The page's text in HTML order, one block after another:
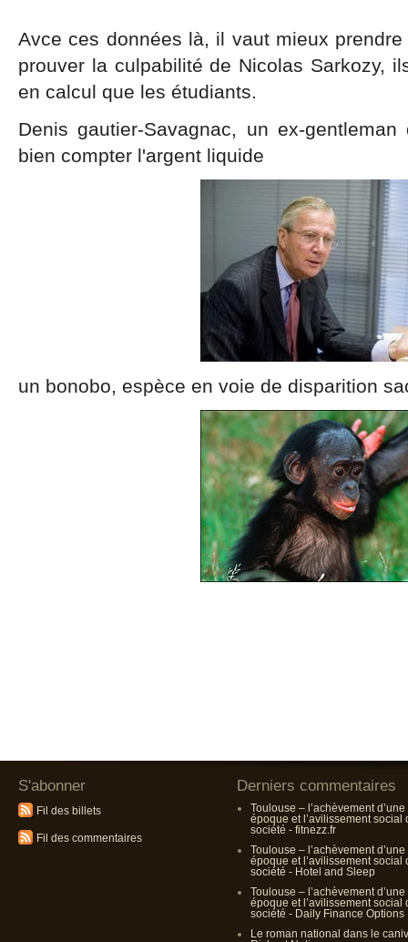
Avce ces données là, il vaut mieux
prouver la culpabilité de Nicolas Sarkozy,
en calcul que les étudiants.
Denis gautier-Savagnac, un ex-
bien compter l'argent liquide
un bonobo, espèce en voie de disparition
S'abonner
Fil des billets
Fil des commentaires
Derniers commentaires
Toulouse – l’achèvement d’une
époque et l’avilissement social
société - fitnezz.fr
Toulouse – l’achèvement d’une
époque et l’avilissement social
société - Hotel and Sleep
Toulouse – l’achèvement d’une
époque et l’avilissement social
société - Daily Finance Options
Le roman national dans le